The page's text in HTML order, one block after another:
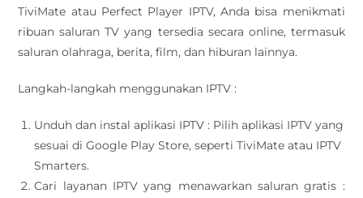
TiviMate atau Perfect Player IPTV, Anda bisa menikmati
ribuan saluran TV yang tersedia secara online, termasuk
saluran olahraga, berita, film, dan hiburan lainnya.
Langkah-langkah menggunakan IPTV :
Unduh dan instal aplikasi IPTV : Pilih aplikasi IPTV yang
sesuai di Google Play Store, seperti TiviMate atau IPTV
Smarters.
Cari layanan IPTV yang menawarkan saluran gratis :